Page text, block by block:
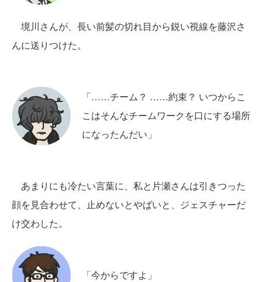
境川さんが、長い前髪の切れ目から鋭い視線を藤沢さ
んに送りつけた。
「……チーム？ ……約束？ いつからこ
こはそんなチームワークを口にする場所
になったんだい」
あまりにも冷たい言葉に、私と片瀬さんは引きつった
顔を見合わせて、止めないとやばいと、ジェスチャーだ
け交わした。
「今からですよ」